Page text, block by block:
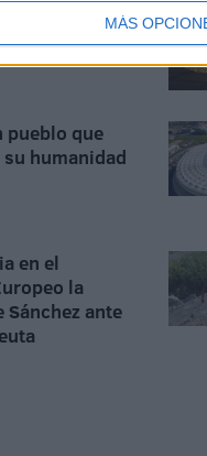
MÁS
de
pueblo que
humanidad
en el
la
ante